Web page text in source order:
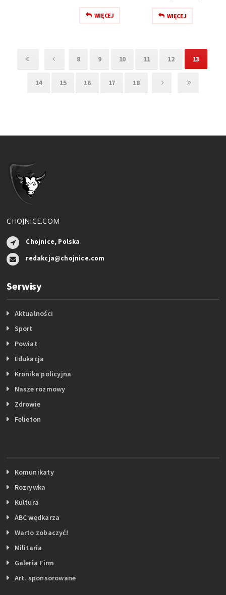
WIĘCEJ WIĘCEJ
8 9 10 11 12 13
14 15 16 17 18
CHOJNICE.COM
Chojnice, Polska
redakcja@chojnice.com
Serwisy
Aktualności
Sport
Powiat
Edukacja
Kronika policyjna
Nasze rozmowy
Zdrowie
Felieton
Komunikaty
Rozrywka
Kultura
ABC wędkarza
Warto zobaczyć!
Militaria
Galeria Firm
Art. sponsorowane